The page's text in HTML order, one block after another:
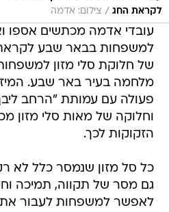
לקראת החג / צילום: אדמה
עובדי אדמה מכתשים אספו
למשפחות בבאר שבע
של חלוקת סלי מזון
מלחמה בעיר באר שבע.
פעולה עם עמותת "הרחב
וחלוקה של מאות סלי מזון
הזקוקות לכך.
כל סל מזון שנמסר כלל לא
גם מסר של תקווה, תמיכה
לאפשר למשפחות לעבור את